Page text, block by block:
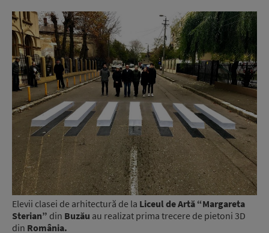
Elevii clasei de arhitectură de la Liceul de Artă “Margareta
Sterian” din Buzău au realizat prima trecere de pietoni 3D
din România.